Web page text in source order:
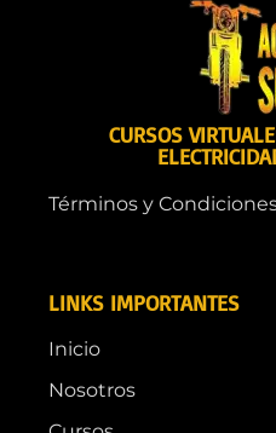
CURSOS
Términos y
LINKS IMPORTANTES
Inicio
Nosotros